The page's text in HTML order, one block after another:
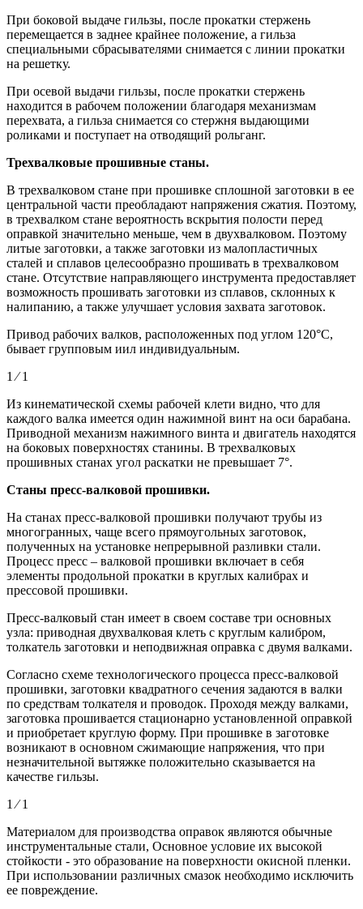
При боковой выдаче гильзы, после прокатки стержень
перемещается в заднее крайнее положение, а гильза
специальными сбрасывателями снимается с линии прокатки
на решетку.
При осевой выдачи гильзы, после прокатки стержень
находится в рабочем положении благодаря механизмам
перехвата, а гильза снимается со стержня выдающими
роликами и поступает на отводящий рольганг.
Трехвалковые прошивные станы.
В трехвалковом стане при прошивке сплошной заготовки в ее
центральной части преобладают напряжения сжатия. Поэтому,
в трехвалком стане вероятность вскрытия полости перед
оправкой значительно меньше, чем в двухвалковом. Поэтому
литые заготовки, а также заготовки из малопластичных
сталей и сплавов целесообразно прошивать в трехвалковом
стане. Отсутствие направляющего инструмента предоставляет
возможность прошивать заготовки из сплавов, склонных к
налипанию, а также улучшает условия захвата заготовок.
Привод рабочих валков, расположенных под углом 120°C,
бывает групповым иил индивидуальным.
1 ⁄ 1
Из кинематической схемы рабочей клети видно, что для
каждого валка имеется один нажимной винт на оси барабана.
Приводной механизм нажимного винта и двигатель находятся
на боковых поверхностях станины. В трехвалковых
прошивных станах угол раскатки не превышает 7°.
Станы пресс-валковой прошивки.
На станах пресс-валковой прошивки получают трубы из
многогранных, чаще всего прямоугольных заготовок,
полученных на установке непрерывной разливки стали.
Процесс пресс – валковой прошивки включает в себя
элементы продольной прокатки в круглых калибрах и
прессовой прошивки.
Пресс-валковый стан имеет в своем составе три основных
узла: приводная двухвалковая клеть с круглым калибром,
толкатель заготовки и неподвижная оправка с двумя валками.
Согласно схеме технологического процесса пресс-валковой
прошивки, заготовки квадратного сечения задаются в валки
по средствам толкателя и проводок. Проходя между валками,
заготовка прошивается стационарно установленной оправкой
и приобретает круглую форму. При прошивке в заготовке
возникают в основном сжимающие напряжения, что при
незначительной вытяжке положительно сказывается на
качестве гильзы.
1 ⁄ 1
Материалом для производства оправок являются обычные
инструментальные стали, Основное условие их высокой
стойкости - это образование на поверхности окисной пленки.
При использовании различных смазок необходимо исключить
ее повреждение.